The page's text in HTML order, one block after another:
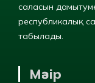
саласын
республикалық
табылады.
Мәзір